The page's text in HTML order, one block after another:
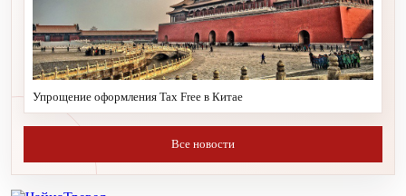
Упрощение оформления Tax Free в Китае
Все новости